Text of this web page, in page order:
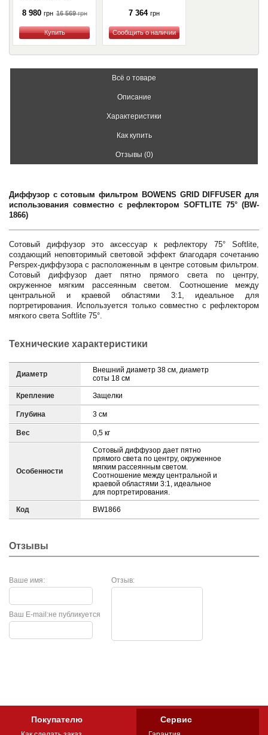
1905)
8 980 грн 16 569грн
Купить
7 364 грн
Купить
Всё о товаре
Описание
Характеристики
Как купить
Отзывы (0)
Диффузор с сотовым фильтром BOWENS GRID DIFFUSER для
использования совместно с рефлектором SOFTLITE 75° (BW-
1866)
Сотовый диффузор это аксессуар к рефлектору 75° Softlite,
создающий неповторимый световой эффект благодаря сочетанию
Perspex-диффузора с расположенным в центре сотовым фильтром.
Сотовый диффузор дает пятно прямого света по центру,
окруженное мягким рассеянным светом. Соотношение между
центральной и краевой областями 3:1, идеальное для
портретирования. Используется только совместно с рефлектором
мягкого света Softlite 75°.
Технические характеристики
Диаметр
Внешний диаметр 38 см, диаметр
соты 18 см
Крепление Защелки
Глубина 3 см
Вес 0,5 кг
Особенности
Сотовый диффузор дает пятно
прямого света по центру, окруженное
мягким рассеянным светом.
Соотношение между центральной и
краевой областями 3:1, идеальное
для портретирования.
Код BW1866
Отзывы
Ваше имя: Отзыв:
не публикуется
Ваш E-mail:
Покупателю Сервис